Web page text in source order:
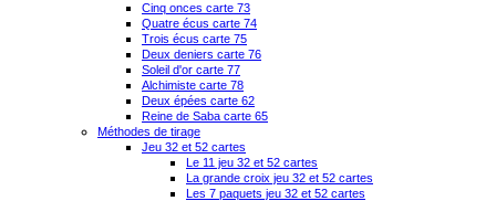
Cinq onces carte 73
Quatre écus carte 74
Trois écus carte 75
Deux deniers carte 76
Soleil d'or carte 77
Alchimiste carte 78
Deux épées carte 62
Reine de Saba carte 65
Méthodes de tirage
Jeu 32 et 52 cartes
Le 11 jeu 32 et 52 cartes
La grande croix jeu 32 et 52 cartes
Les 7 paquets jeu 32 et 52 cartes